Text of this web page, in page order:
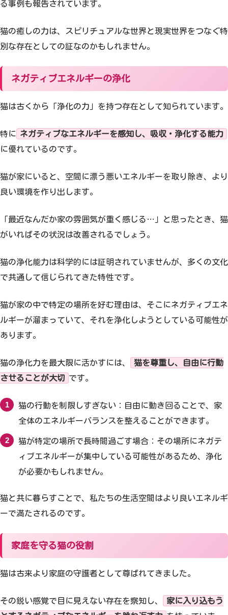
る事例も報告されています。
猫の癒しの力は、スピリチュアルな世界と現実世界をつなぐ特
別な存在としての証なのかもしれません。
ネガティブエネルギーの浄化
猫は古くから「浄化の力」を持つ存在として知られています。
特に ネガティブなエネルギーを感知し、吸収・浄化する能力
に優れているのです。
猫が家にいると、空間に漂う悪いエネルギーを取り除き、より
良い環境を作り出します。
「最近なんだか家の雰囲気が重く感じる…」と思ったとき、猫
がいればその状況は改善されるでしょう。
猫の浄化能力は科学的には証明されていませんが、多くの文化
で共通して信じられてきた特性です。
猫が家の中で特定の場所を好む理由は、そこにネガティブエネ
ルギーが溜まっていて、それを浄化しようとしている可能性が
あります。
猫の浄化力を最大限に活かすには、
猫を尊重し、自由に行動
させることが大切 です。
猫の行動を制限しすぎない：自由に動き回ることで、家
全体のエネルギーバランスを整えることができます。
猫が特定の場所で長時間過ごす場合：その場所にネガテ
ィブエネルギーが集中している可能性があるため、浄化
が必要かもしれません。
猫と共に暮らすことで、私たちの生活空間はより良いエネルギ
ーで満たされるのです。
家庭を守る猫の役割
猫は古来より家庭の守護者として尊ばれてきました。
その鋭い感覚で目に見えない存在を察知し、
家に入り込もう